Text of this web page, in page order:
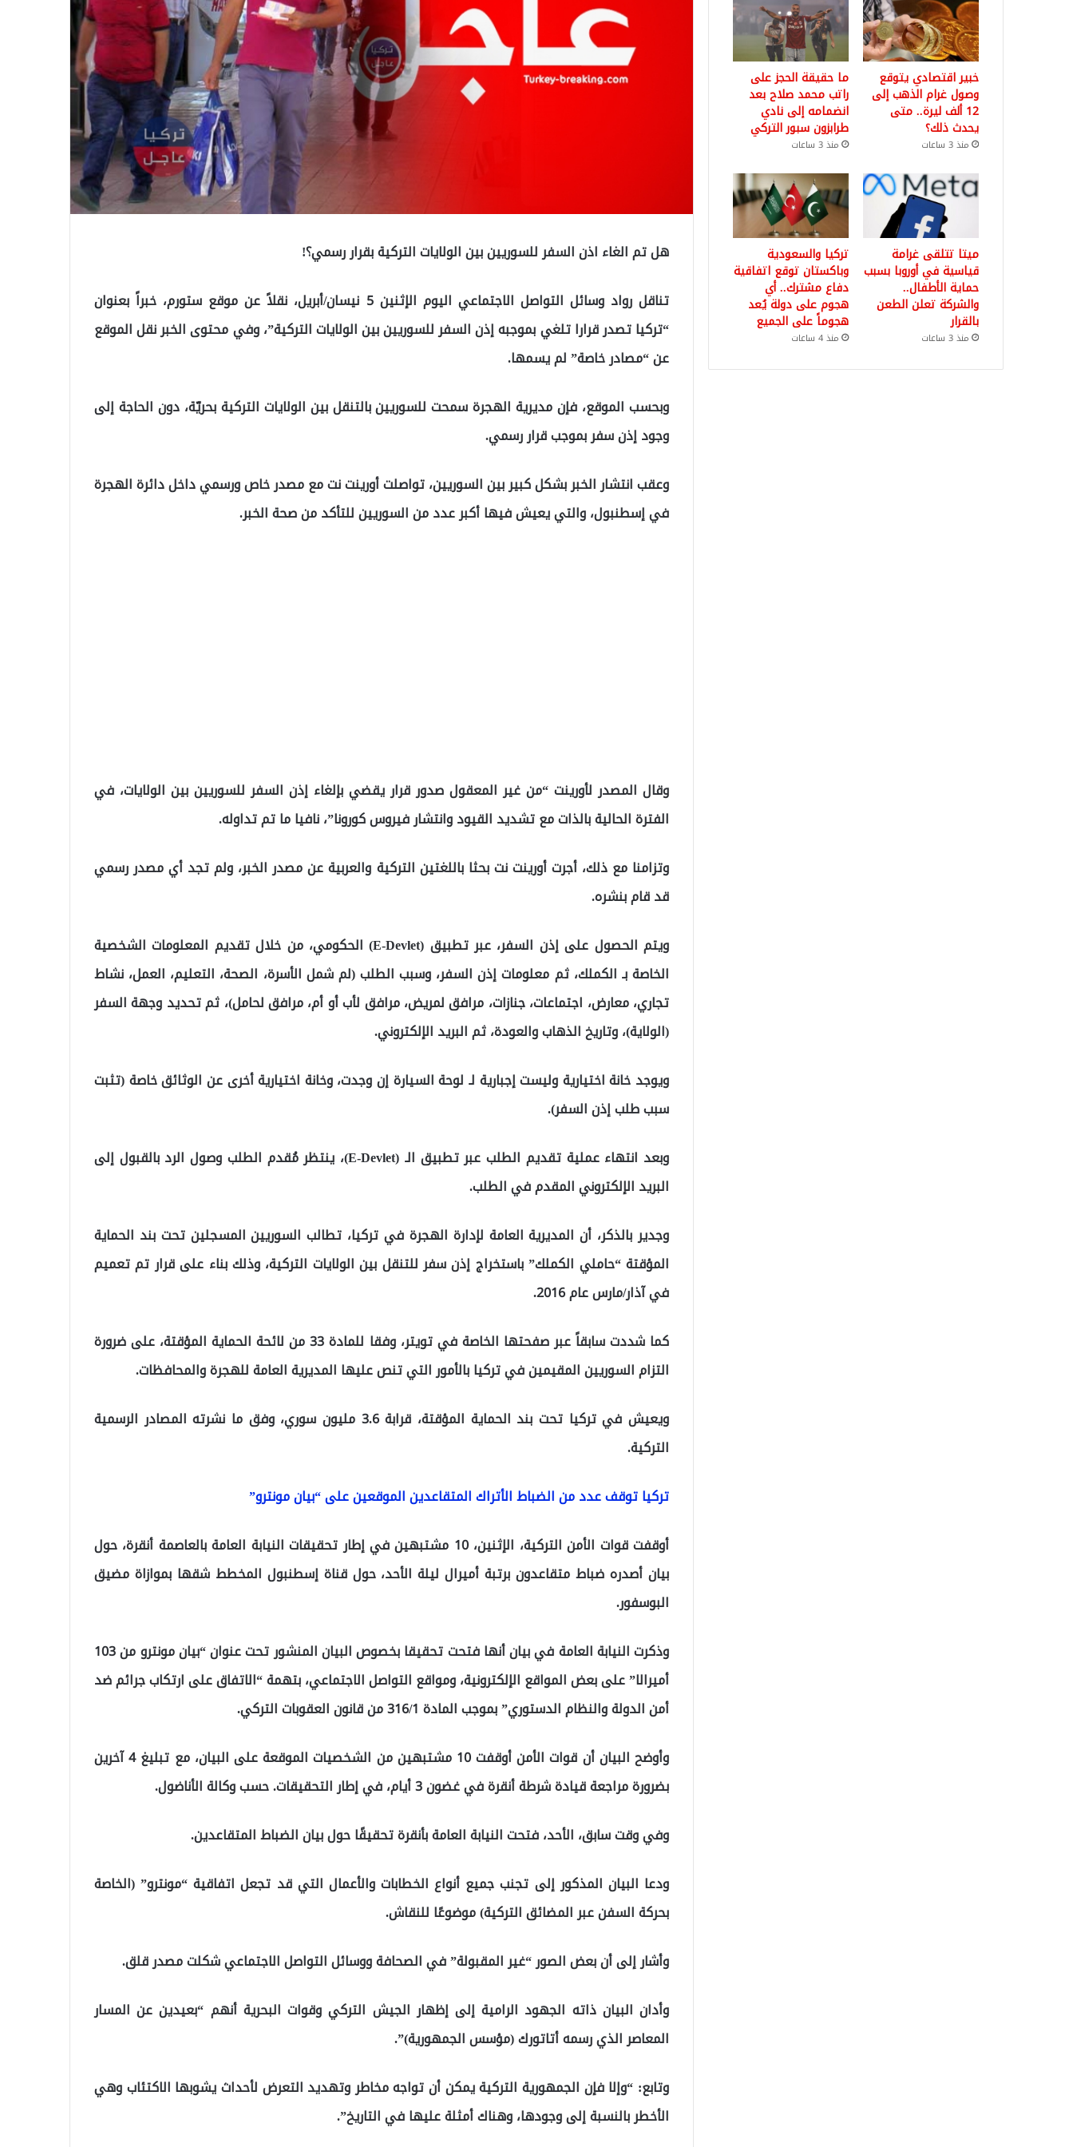
هل تم الغاء اذن السفر للسوريين بين الولايات التركية بقرار رسمي؟!
تناقل رواد وسائل التواصل الاجتماعي اليوم الإثنين 5 نيسان/أبريل، نقلاً عن موقع ستورم، خبراً بعنوان
“تركيا تصدر قرارا تلغي بموجبه إذن السفر للسوريين بين الولايات التركية”، وفي محتوى الخبر نقل الموقع
عن “مصادر خاصة” لم يسمها.
وبحسب الموقع، فإن مديرية الهجرة سمحت للسوريين بالتنقل بين الولايات التركية بحريّة، دون الحاجة إلى
وجود إذن سفر بموجب قرار رسمي.
وعقب انتشار الخبر بشكل كبير بين السوريين، تواصلت أورينت نت مع مصدر خاص ورسمي داخل دائرة الهجرة
في إسطنبول، والتي يعيش فيها أكبر عدد من السوريين للتأكد من صحة الخبر.
وقال المصدر لأورينت “من غير المعقول صدور قرار يقضي بإلغاء إذن السفر للسوريين بين الولايات، في
الفترة الحالية بالذات مع تشديد القيود وانتشار فيروس كورونا”، نافيا ما تم تداوله.
وتزامنا مع ذلك، أجرت أورينت نت بحثا باللغتين التركية والعربية عن مصدر الخبر، ولم تجد أي مصدر رسمي
قد قام بنشره.
ويتم الحصول على إذن السفر، عبر تطبيق (E-Devlet) الحكومي، من خلال تقديم المعلومات الشخصية
الخاصة بـ الكملك، ثم معلومات إذن السفر، وسبب الطلب (لم شمل الأسرة، الصحة، التعليم، العمل، نشاط
تجاري، معارض، اجتماعات، جنازات، مرافق لمريض، مرافق لأب أو أم، مرافق لحامل)، ثم تحديد وجهة السفر
(الولاية)، وتاريخ الذهاب والعودة، ثم البريد الإلكتروني.
ويوجد خانة اختيارية وليست إجبارية لـ لوحة السيارة إن وجدت، وخانة اختيارية أخرى عن الوثائق خاصة (تثبت
سبب طلب إذن السفر).
وبعد انتهاء عملية تقديم الطلب عبر تطبيق الـ (E-Devlet)، ينتظر مُقدم الطلب وصول الرد بالقبول إلى
البريد الإلكتروني المقدم في الطلب.
وجدير بالذكر، أن المديرية العامة لإدارة الهجرة في تركيا، تطالب السوريين المسجلين تحت بند الحماية
المؤقتة “حاملي الكملك” باستخراج إذن سفر للتنقل بين الولايات التركية، وذلك بناء على قرار تم تعميم
في آذار/مارس عام 2016.
كما شددت سابقاً عبر صفحتها الخاصة في تويتر، وفقا للمادة 33 من لائحة الحماية المؤقتة، على ضرورة
التزام السوريين المقيمين في تركيا بالأمور التي تنص عليها المديرية العامة للهجرة والمحافظات.
ويعيش في تركيا تحت بند الحماية المؤقتة، قرابة 3.6 مليون سوري، وفق ما نشرته المصادر الرسمية
التركية.
تركيا توقف عدد من الضباط الأتراك المتقاعدين الموقعين على “بيان مونترو”
أوقفت قوات الأمن التركية، الإثنين، 10 مشتبهين في إطار تحقيقات النيابة العامة بالعاصمة أنقرة، حول
بيان أصدره ضباط متقاعدون برتبة أميرال ليلة الأحد، حول قناة إسطنبول المخطط شقها بموازاة مضيق
البوسفور.
وذكرت النيابة العامة في بيان أنها فتحت تحقيقا بخصوص البيان المنشور تحت عنوان “بيان مونترو من 103
أميرالا” على بعض المواقع الإلكترونية، ومواقع التواصل الاجتماعي، بتهمة “الاتفاق على ارتكاب جرائم ضد
أمن الدولة والنظام الدستوري” بموجب المادة 316/1 من قانون العقوبات التركي.
وأوضح البيان أن قوات الأمن أوقفت 10 مشتبهين من الشخصيات الموقعة على البيان، مع تبليغ 4 آخرين
بضرورة مراجعة قيادة شرطة أنقرة في غضون 3 أيام، في إطار التحقيقات. حسب وكالة الأناضول.
وفي وقت سابق، الأحد، فتحت النيابة العامة بأنقرة تحقيقًا حول بيان الضباط المتقاعدين.
ودعا البيان المذكور إلى تجنب جميع أنواع الخطابات والأعمال التي قد تجعل اتفاقية “مونترو” (الخاصة
بحركة السفن عبر المضائق التركية) موضوعًا للنقاش.
وأشار إلى أن بعض الصور “غير المقبولة” في الصحافة ووسائل التواصل الاجتماعي شكلت مصدر قلق.
وأدان البيان ذاته الجهود الرامية إلى إظهار الجيش التركي وقوات البحرية أنهم “بعيدين عن المسار
المعاصر الذي رسمه أتاتورك (مؤسس الجمهورية)”.
وتابع: “وإلا فإن الجمهورية التركية يمكن أن تواجه مخاطر وتهديد التعرض لأحداث يشوبها الاكتئاب وهي
الأخطر بالنسبة إلى وجودها، وهناك أمثلة عليها في التاريخ”.
خبير اقتصادي يتوقع
وصول غرام الذهب إلى
12 ألف ليرة.. متى
يحدث ذلك؟
منذ 3 ساعات
ما حقيقة الحجز على
راتب محمد صلاح بعد
انضمامه إلى نادي
طرابزون سبور التركي
منذ 3 ساعات
ميتا تتلقى غرامة
قياسية في أوروبا بسبب
حماية الأطفال..
والشركة تعلن الطعن
بالقرار
منذ 3 ساعات
تركيا والسعودية
وباكستان توقع اتفاقية
دفاع مشترك.. أي
هجوم على دولة يُعد
هجوماً على الجميع
منذ 4 ساعات